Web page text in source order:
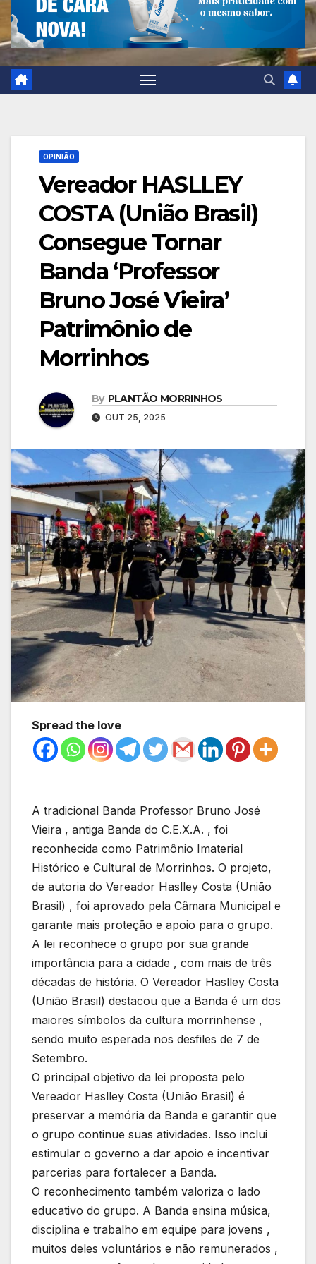
OPINIÃO
Vereador HASLLEY
COSTA (União Brasil)
Consegue Tornar
Banda ‘Professor
Bruno José Vieira’
Patrimônio de
Morrinhos
By PLANTÃO MORRINHOS
OUT 25, 2025
Spread the love
A tradicional Banda Professor Bruno José
Vieira , antiga Banda do C.E.X.A. , foi
reconhecida como Patrimônio Imaterial
Histórico e Cultural de Morrinhos. O projeto,
de autoria do Vereador Haslley Costa (União
Brasil) , foi aprovado pela Câmara Municipal e
garante mais proteção e apoio para o grupo.
A lei reconhece o grupo por sua grande
importância para a cidade , com mais de três
décadas de história. O Vereador Haslley Costa
(União Brasil) destacou que a Banda é um dos
maiores símbolos da cultura morrinhense ,
sendo muito esperada nos desfiles de 7 de
Setembro.
O principal objetivo da lei proposta pelo
Vereador Haslley Costa (União Brasil) é
preservar a memória da Banda e garantir que
o grupo continue suas atividades. Isso inclui
estimular o governo a dar apoio e incentivar
parcerias para fortalecer a Banda.
O reconhecimento também valoriza o lado
educativo do grupo. A Banda ensina música,
disciplina e trabalho em equipe para jovens ,
muitos deles voluntários e não remunerados ,